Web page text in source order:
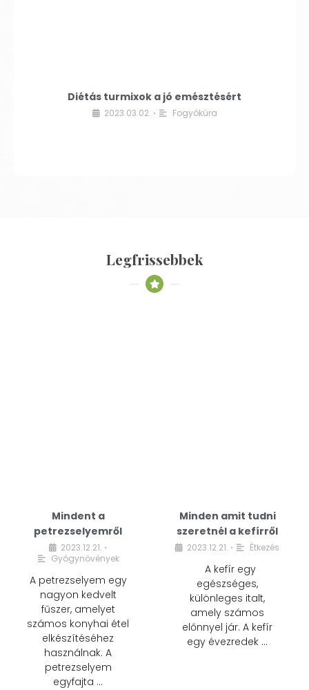
Diétás turmixok a jó emésztésért
2023.03.02. • Fogyókúra
Legfrissebbek
Mindent a
petrezselyemről
2023.12.21. •
Gyógynövények
A petrezselyem egy
nagyon kedvelt
fűszer, amelyet
számos konyhai étel
elkészítéséhez
használnak. A
petrezselyem
egyfajta …
Minden amit tudni
szeretnél a kefírről
2023.12.21. • Étkezés
A kefír egy
egészséges,
különleges italt,
amely számos
előnnyel jár. A kefír
egy évezredek …